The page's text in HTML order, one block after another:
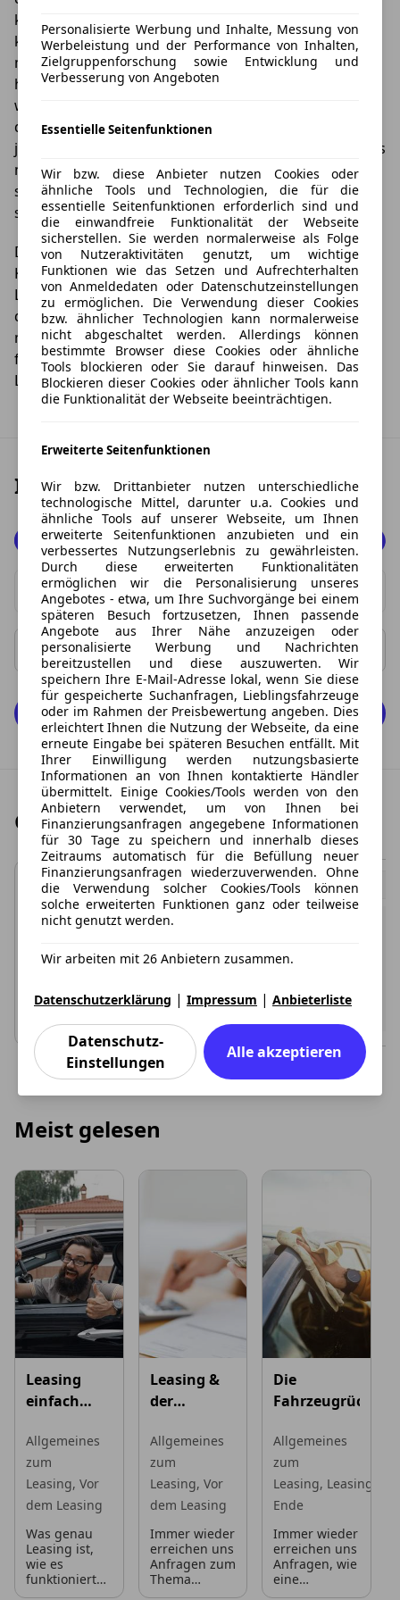
kommen. Auch hier lautet die Empfehlung also ganz
klar, das Gespräch mit dem Händler zu suchen –
möglichst natürlich schon, sobald sich abgezeichnet
hat, dass es beim aktuellen Leasing zu viele Kilometer
werden. Beachten sollte man dabei aber, dass es sich
dann um ein freiwilliges Entgegenkommen des
jeweiligen Händlers oder der Leasingbank handelt, das
man nicht als allzu selbstverständlich voraussetzen
sollte. Ein freundliches und höfliches Auftreten kann
sich hier also durchaus auszahlen.
Der wohl schönste Grund, beim Leasing zu viele
Kilometer zu fahren, ist natürlich, wenn das
Leasingauto so viel Freude und Fahrspaß bereitet,
dass man am liebsten gar nicht mehr aussteigen
möchte. Viele attraktiveLeasing Schnäppchendafür
finden Sie immer auf unserer Plattform
Leasingtime.de.
Ihr Traum-Angebot finden
Beides
Privat
Gewerbe
Marke
0 Vorschläge gefunden. Benutzen Sie die Pfeil-nach-
Rate ab
Rate bis
0 Fahrzeuge anzeigen
Günstige Leasing Angebote
Meist gelesen
Leasing
einfach
Allgemeines
zum
Leasing, Vor
dem Leasing
Was genau
Leasing ist,
wie es
funktioniert
und, vor
Leasing &
der
Vorteil
Allgemeines
zum
Leasing, Vor
dem Leasing
Immer wieder
erreichen uns
Anfragen zum
Thema
„geldwerter
Die
Allgemeines
zum
Leasing, Leasing-
Ende
Immer wieder
erreichen uns
Anfragen, wie
eine
Fahrzeugrückgabe
Personalisierte Werbung und Inhalte, Messung von
Werbeleistung und der Performance von Inhalten,
Zielgruppenforschung sowie Entwicklung und
Verbesserung von Angeboten
Essentielle Seitenfunktionen
Wir bzw. diese Anbieter nutzen Cookies oder
ähnliche Tools und Technologien, die für die
essentielle Seitenfunktionen erforderlich sind und
die einwandfreie Funktionalität der Webseite
sicherstellen. Sie werden normalerweise als Folge
von Nutzeraktivitäten genutzt, um wichtige
Funktionen wie das Setzen und Aufrechterhalten
von Anmeldedaten oder Datenschutzeinstellungen
zu ermöglichen. Die Verwendung dieser Cookies
bzw. ähnlicher Technologien kann normalerweise
nicht abgeschaltet werden. Allerdings können
bestimmte Browser diese Cookies oder ähnliche
Tools blockieren oder Sie darauf hinweisen. Das
Blockieren dieser Cookies oder ähnlicher Tools kann
die Funktionalität der Webseite beeinträchtigen.
Erweiterte Seitenfunktionen
Wir bzw. Drittanbieter nutzen unterschiedliche
technologische Mittel, darunter u.a. Cookies und
ähnliche Tools auf unserer Webseite, um Ihnen
erweiterte Seitenfunktionen anzubieten und ein
verbessertes Nutzungserlebnis zu gewährleisten.
Durch diese erweiterten Funktionalitäten
ermöglichen wir die Personalisierung unseres
Angebotes - etwa, um Ihre Suchvorgänge bei einem
späteren Besuch fortzusetzen, Ihnen passende
Angebote aus Ihrer Nähe anzuzeigen oder
personalisierte Werbung und Nachrichten
bereitzustellen und diese auszuwerten. Wir
speichern Ihre E-Mail-Adresse lokal, wenn Sie diese
für gespeicherte Suchanfragen, Lieblingsfahrzeuge
oder im Rahmen der Preisbewertung angeben. Dies
erleichtert Ihnen die Nutzung der Webseite, da eine
erneute Eingabe bei späteren Besuchen entfällt. Mit
Ihrer Einwilligung werden nutzungsbasierte
Informationen an von Ihnen kontaktierte Händler
übermittelt. Einige Cookies/Tools werden von den
Anbietern verwendet, um von Ihnen bei
Finanzierungsanfragen angegebene Informationen
für 30 Tage zu speichern und innerhalb dieses
Zeitraums automatisch für die Befüllung neuer
Finanzierungsanfragen wiederzuverwenden. Ohne
die Verwendung solcher Cookies/Tools können
solche erweiterten Funktionen ganz oder teilweise
nicht genutzt werden.
Wir arbeiten mit 26 Anbietern zusammen.
Datenschutzerklärung | Impressum | Anbieterliste
Datenschutz-
Einstellungen
Alle akzeptieren